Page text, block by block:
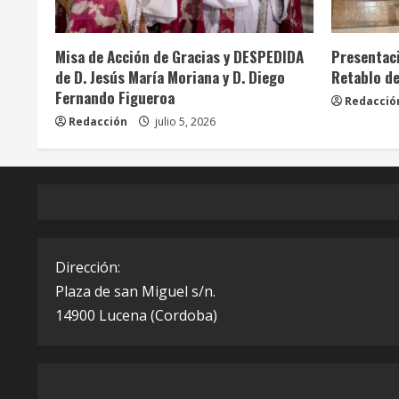
Info. Parroquial Tablón Anuncios
Misa de Acción de Gracias y DESPEDIDA
de D. Jesús María Moriana y D. Diego
Fernando Figueroa
Redacción julio 5, 2026
Info.
Retablo
Dirección:
Plaza de san Miguel s/n.
14900 Lucena (Cordoba)